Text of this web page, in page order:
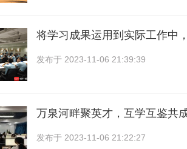
将学习成果运用到实际工作中
发布于 2023-11-06 21:39:39
万泉河畔聚英才，互学互鉴共
发布于 2023-11-06 21:22:27